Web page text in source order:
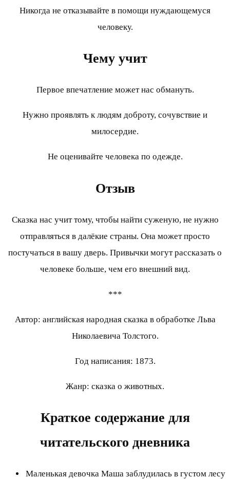
Никогда не отказывайте в помощи нуждающемуся
человеку.
Чему учит
Первое впечатление может нас обмануть.
Нужно проявлять к людям доброту, сочувствие и
милосердие.
Не оценивайте человека по одежде.
Отзыв
Сказка нас учит тому, чтобы найти суженую, не нужно
отправляться в далёкие страны. Она может просто
постучаться в вашу дверь. Привычки могут рассказать о
человеке больше, чем его внешний вид.
***
Автор: английская народная сказка в обработке Льва
Николаевича Толстого.
Год написания: 1873.
Жанр: сказка о животных.
Краткое содержание для
читательского дневника
Маленькая девочка Маша заблудилась в густом лесу